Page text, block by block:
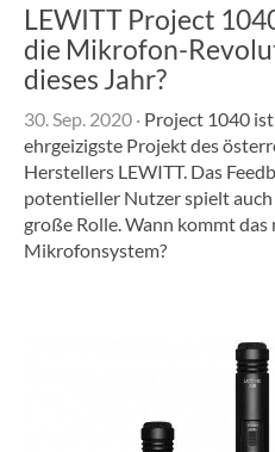
LEWITT Project
die Mikrofon-
dieses Jahr?
30. Sep. 2020 · Project 1040
ehrgeizigste Projekt des
Herstellers LEWITT. Das
potentieller Nutzer spielt
große Rolle. Wann kommt das
Mikrofonsystem?